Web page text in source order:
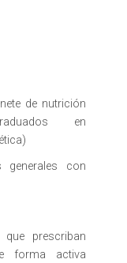
de nutrición
en
con
prescriban
forma activa